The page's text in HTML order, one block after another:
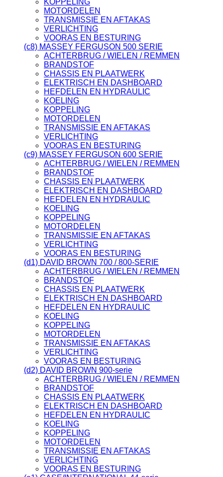
MOTORDELEN
TRANSMISSIE EN AFTAKAS
VERLICHTING
VOORAS EN BESTURING
(c8) MASSEY FERGUSON 500 SERIE
ACHTERBRUG / WIELEN / REMMEN
BRANDSTOF
CHASSIS EN PLAATWERK
ELEKTRISCH EN DASHBOARD
HEFDELEN EN HYDRAULIC
KOELING
KOPPELING
MOTORDELEN
TRANSMISSIE EN AFTAKAS
VERLICHTING
VOORAS EN BESTURING
(c9) MASSEY FERGUSON 600 SERIE
ACHTERBRUG / WIELEN / REMMEN
BRANDSTOF
CHASSIS EN PLAATWERK
ELEKTRISCH EN DASHBOARD
HEFDELEN EN HYDRAULIC
KOELING
KOPPELING
MOTORDELEN
TRANSMISSIE EN AFTAKAS
VERLICHTING
VOORAS EN BESTURING
(d1) DAVID BROWN 700 / 800-SERIE
ACHTERBRUG / WIELEN / REMMEN
BRANDSTOF
CHASSIS EN PLAATWERK
ELEKTRISCH EN DASHBOARD
HEFDELEN EN HYDRAULIC
KOELING
KOPPELING
MOTORDELEN
TRANSMISSIE EN AFTAKAS
VERLICHTING
VOORAS EN BESTURING
(d2) DAVID BROWN 900-serie
ACHTERBRUG / WIELEN / REMMEN
BRANDSTOF
CHASSIS EN PLAATWERK
ELEKTRISCH EN DASHBOARD
HEFDELEN EN HYDRAULIC
KOELING
KOPPELING
MOTORDELEN
TRANSMISSIE EN AFTAKAS
VERLICHTING
VOORAS EN BESTURING